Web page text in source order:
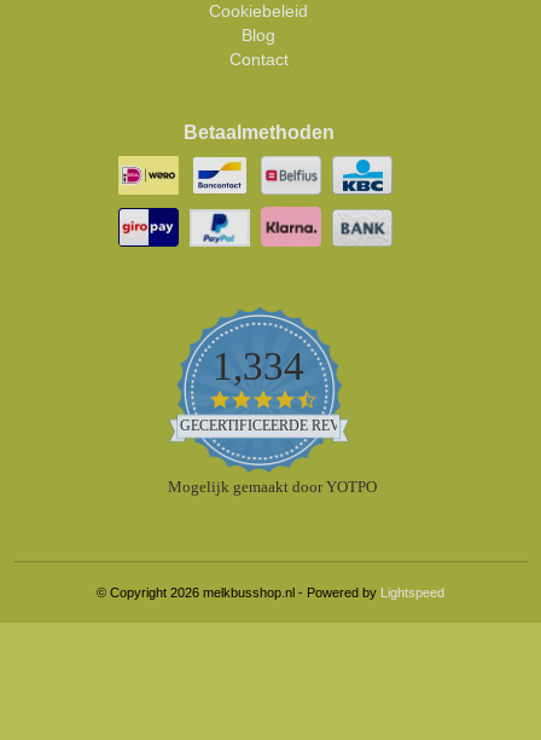
Cookiebeleid
Blog
Contact
Betaalmethoden
1,334
4.5
star
rating
GECERTIFICEERDE REVIEWS
Mogelijk gemaakt door YOTPO
© Copyright 2026 melkbusshop.nl - Powered by Lightspeed